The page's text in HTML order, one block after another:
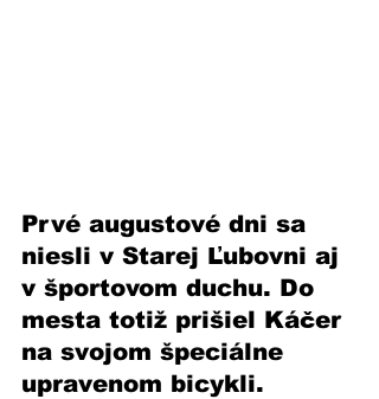
Prvé augustové dni sa
niesli v Starej Ľubovni aj
v športovom duchu. Do
mesta totiž prišiel Káčer
na svojom špeciálne
upravenom bicykli.